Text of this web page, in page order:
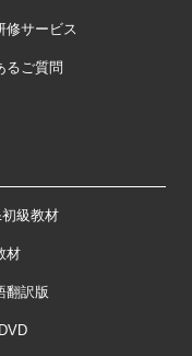
修サービス
るご質問
初級教材
材
翻訳版